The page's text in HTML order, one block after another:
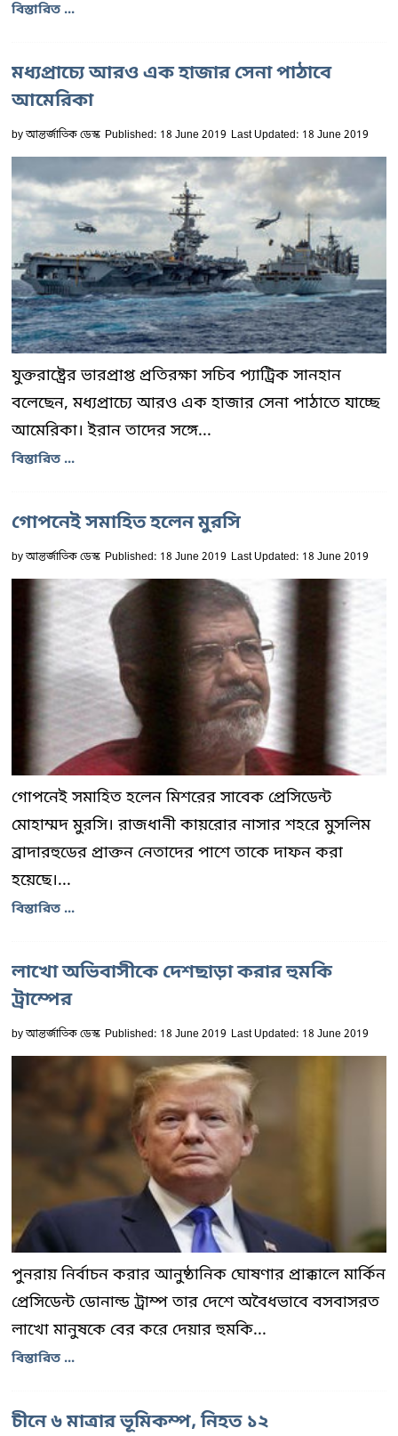
বিস্তারিত ...
মধ্যপ্রাচ্যে আরও এক হাজার সেনা পাঠাবে
আমেরিকা
byআন্তর্জাতিক ডেস্ক Published: 18 June 2019 Last Updated: 18 June 2019
যুক্তরাষ্ট্রের ভারপ্রাপ্ত প্রতিরক্ষা সচিব প্যাট্রিক সানহান
বলেছেন, মধ্যপ্রাচ্যে আরও এক হাজার সেনা পাঠাতে যাচ্ছে
আমেরিকা। ইরান তাদের সঙ্গে...
বিস্তারিত ...
গোপনেই সমাহিত হলেন মুরসি
byআন্তর্জাতিক ডেস্ক Published: 18 June 2019 Last Updated: 18 June 2019
গোপনেই সমাহিত হলেন মিশরের সাবেক প্রেসিডেন্ট
মোহাম্মদ মুরসি। রাজধানী কায়রোর নাসার শহরে মুসলিম
ব্রাদারহুডের প্রাক্তন নেতাদের পাশে তাকে দাফন করা
হয়েছে।...
বিস্তারিত ...
লাখো অভিবাসীকে দেশছাড়া করার হুমকি
ট্রাম্পের
byআন্তর্জাতিক ডেস্ক Published: 18 June 2019 Last Updated: 18 June 2019
পুনরায় নির্বাচন করার আনুষ্ঠানিক ঘোষণার প্রাক্কালে মার্কিন
প্রেসিডেন্ট ডোনাল্ড ট্রাম্প তার দেশে অবৈধভাবে বসবাসরত
লাখো মানুষকে বের করে দেয়ার হুমকি...
বিস্তারিত ...
চীনে ৬ মাত্রার ভূমিকম্প, নিহত ১২